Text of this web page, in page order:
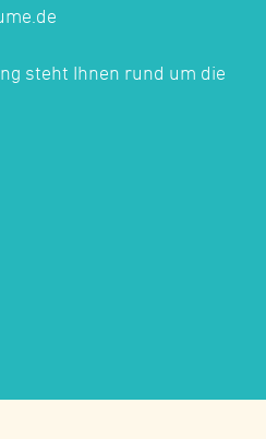
steht Ihnen rund um die